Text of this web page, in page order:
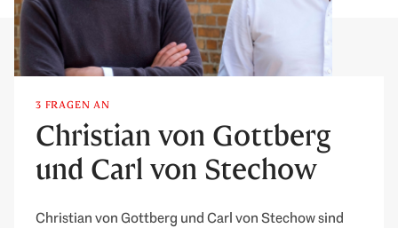
3 FRAGEN AN
Christian von Gottberg
und Carl von Stechow
Christian von Gottberg und Carl von Stechow sind